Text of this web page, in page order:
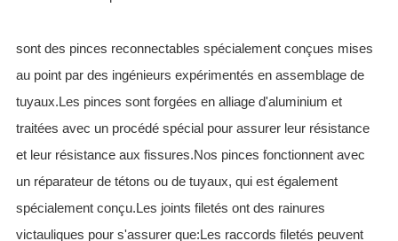
sont des pinces reconnectables spécialement conçues mises
au point par des ingénieurs expérimentés en assemblage de
tuyaux.Les pinces sont forgées en alliage d'aluminium et
traitées avec un procédé spécial pour assurer leur résistance
et leur résistance aux fissures.Nos pinces fonctionnent avec
un réparateur de tétons ou de tuyaux, qui est également
spécialement conçu.Les joints filetés ont des rainures
victauliques pour s'assurer que:Les raccords filetés peuvent